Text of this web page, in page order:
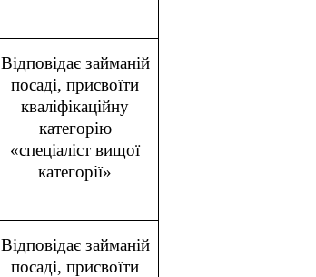
Відповідає займаній
посаді, присвоїти
кваліфікаційну
категорію
«спеціаліст вищої
категорії»
Відповідає займаній
посаді, присвоїти